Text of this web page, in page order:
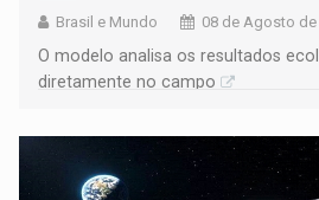
Brasil e Mundo 08 de Agosto de
O modelo analisa os resultados
diretamente no campo